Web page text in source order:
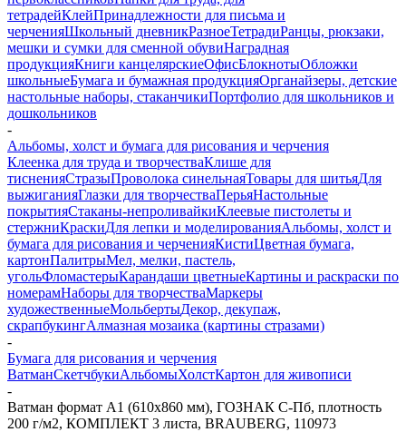
тетрадейКлейПринадлежности для письма и
черченияШкольный дневникРазноеТетрадиРанцы, рюкзаки,
мешки и сумки для сменной обувиНаградная
продукцияКниги канцелярскиеОфисБлокнотыОбложки
школьныеБумага и бумажная продукцияОрганайзеры, детские
настольные наборы, стаканчикиПортфолио для школьников и
дошкольников
-
Альбомы, холст и бумага для рисования и черчения
Клеенка для труда и творчестваКлише для
тисненияСтразыПроволока синельнаяТовары для шитьяДля
выжиганияГлазки для творчестваПерьяНастольные
покрытияСтаканы-непроливайкиКлеевые пистолеты и
стержниКраскиДля лепки и моделированияАльбомы, холст и
бумага для рисования и черченияКистиЦветная бумага,
картонПалитрыМел, мелки, пастель,
угольФломастерыКарандаши цветныеКартины и раскраски по
номерамНаборы для творчестваМаркеры
художественныеМольбертыДекор, декупаж,
скрапбукингАлмазная мозаика (картины стразами)
-
Бумага для рисования и черчения
ВатманСкетчбукиАльбомыХолстКартон для живописи
-
Ватман формат А1 (610х860 мм), ГОЗНАК С-Пб, плотность
200 г/м2, КОМПЛЕКТ 3 листа, BRAUBERG, 110973